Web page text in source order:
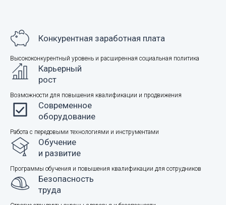
Конкурентная заработная плата
Высококонкурентный уровень и расширенная социальная политика
Карьерный
рост
Возможности для повышения квалификации и продвижения
Современное
оборудование
Работа с передовыми технологиями и инструментами
Обучение
и развитие
Программы обучения и повышения квалификации для сотрудников
Безопасность
труда